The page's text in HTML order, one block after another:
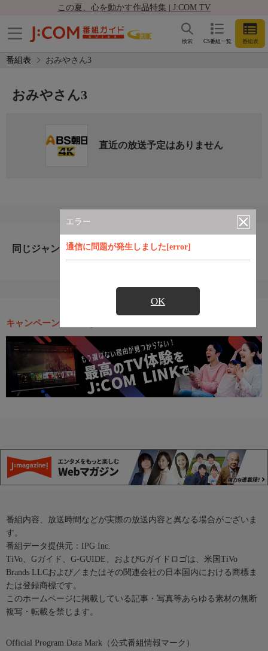
この夏、心を動かす作品特集 | J:COM TV
CS番組一覧 番組表
検索
番組表 おみやさん3
エラー
通信に問題が発生しました[error]
OK
おみやさん3
直近の放送予定はありません
同じジャンルのおすすめ番組
キャンペーン・お得な情報
番組内容、放送時間などが実際の放送内容と異なる場合がございま
す。
番組データ提供元：IPG Inc.
TiVo、Gガイド、G-GUIDE、およびGガイドロゴは、米国TiVo
Brands LLCおよび／またはその関連会社の日本国内における商標ま
たは登録商標です。
このホームページに掲載している記事・写真等あらゆる素材の無断
複写・転載を禁じます。
Official Program Data Mark（公式番組情報マーク）